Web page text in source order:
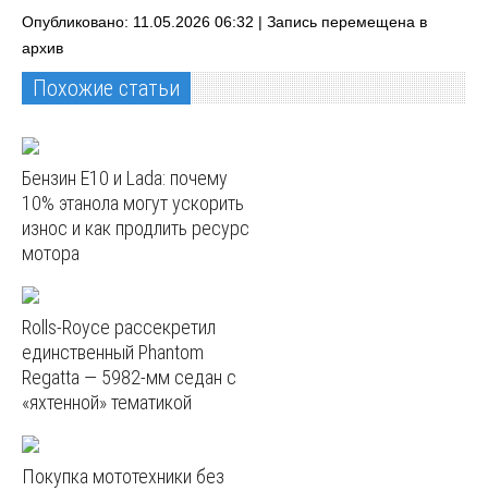
Опубликовано: 11.05.2026 06:32 | Запись перемещена в
архив
Похожие статьи
Бензин E10 и Lada: почему
10% этанола могут ускорить
износ и как продлить ресурс
мотора
Rolls-Royce рассекретил
единственный Phantom
Regatta — 5982‑мм седан с
«яхтенной» тематикой
Покупка мототехники без